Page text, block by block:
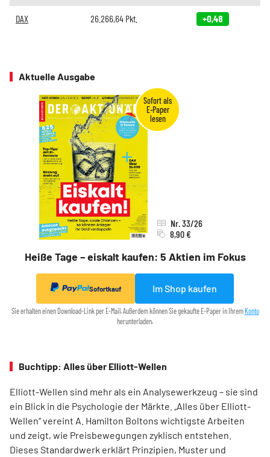
DAX 26.266,64 Pkt. +0,48
Aktuelle Ausgabe
Heiße Tage – eiskalt kaufen: 5 Aktien im Fokus
Nr. 33/26
8,90 €
Sofortkauf Im Shop kaufen
Sie erhalten einen Download-Link per E-Mail. Außerdem können Sie gekaufte E-Paper in Ihrem Konto
herunterladen.
Buchtipp: Alles über Elliott-Wellen
Elliott-Wellen sind mehr als ein Analysewerkzeug – sie sind
ein Blick in die Psychologie der Märkte. „Alles über Elliott-
Wellen“ vereint A. Hamilton Boltons wichtigste Arbeiten
und zeigt, wie Preisbewegungen zyklisch entstehen.
Dieses Standardwerk erklärt Prinzipien, Muster und